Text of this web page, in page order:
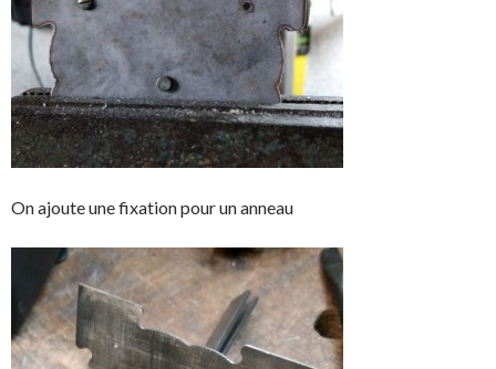
On ajoute une fixation pour un anneau